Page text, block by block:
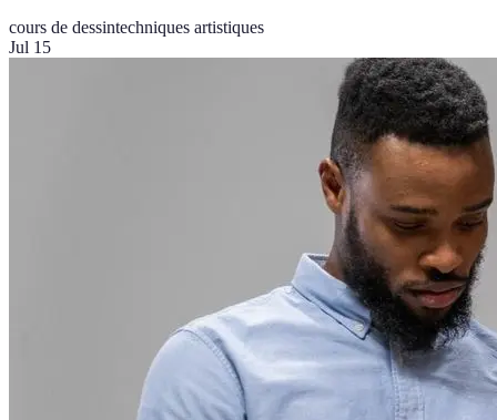
cours de dessintechniques artistiques
Jul 15